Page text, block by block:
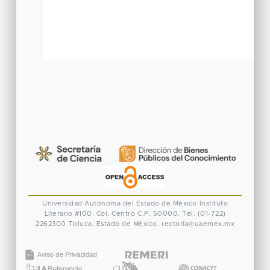
Universidad Autónoma del Estado de México
Instituto
Literario #100. Col. Centro C.P. 50000. Tel. (01-722)
2262300 Toluca, Estado de México. rectoria@uaemex.mx